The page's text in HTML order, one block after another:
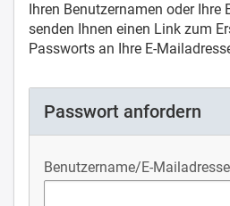
Ihren Benutzernamen oder Ihre
senden Ihnen einen Link zum
Passworts an Ihre E-
Passwort anfordern
Benutzername/E-Mailadresse